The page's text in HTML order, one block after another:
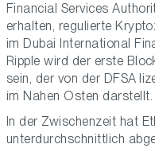
Financial Services
erhalten, regulierte
im Dubai International
Ripple wird der erste
sein, der von der DFSA
im Nahen Osten darstellt.
In der Zwischenzeit hat
unterdurchschnittlich